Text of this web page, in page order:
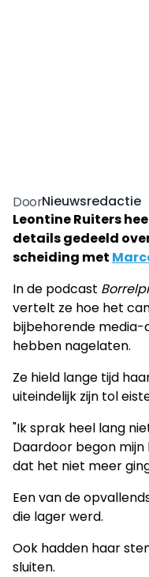
DoorNieuwsredactie
Leontine Ruiters
details gedeeld
scheiding met
In de podcast
vertelt ze hoe het
bijbehorende
hebben nagelaten.
Ze hield lange tijd
uiteindelijk zijn tol
"Ik sprak heel lang
Daardoor begon
dat het niet meer
Een van de
die lager werd.
Ook hadden haar
sluiten.